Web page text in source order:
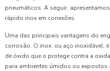
pneumáticos. A seguir,
rápido inox em conexões.
Uma das principais vantagens do
corrosão. O inox, ou aço inoxidável,
de óxido que o protege contra a
para ambientes úmidos ou